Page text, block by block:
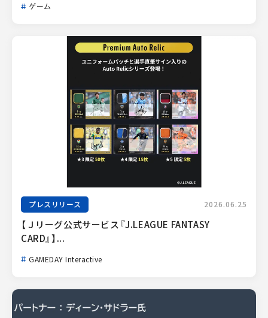
ゲーム
プレスリリース 2026.06.25
【Ｊリーグ公式サービス『J.LEAGUE FANTASY
CARD』】...
GAMEDAY Interactive